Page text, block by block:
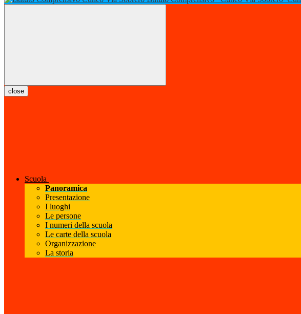
close
Scuola
Panoramica
Presentazione
I luoghi
Le persone
I numeri della scuola
Le carte della scuola
Organizzazione
La storia